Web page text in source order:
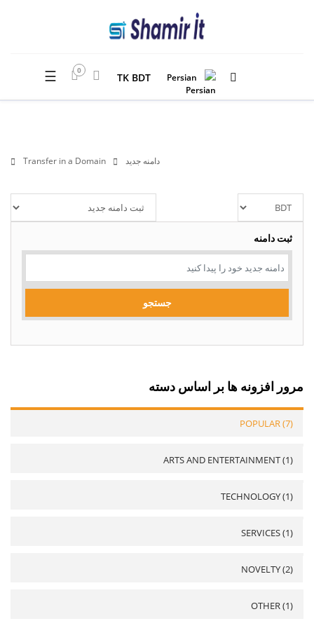
TK BDT
0
☰
دامنه جدید Transfer in a Domain
ثبت دامنه
مرور افزونه ها بر اساس دسته
POPULAR (7)
ARTS AND ENTERTAINMENT (1)
TECHNOLOGY (1)
SERVICES (1)
NOVELTY (2)
OTHER (1)